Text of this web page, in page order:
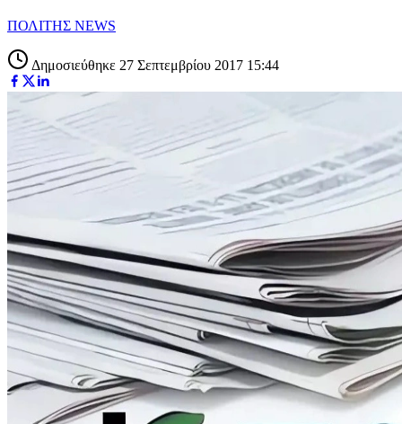
ΠΟΛΙΤΗΣ NEWS
Δημοσιεύθηκε 27 Σεπτεμβρίου 2017 15:44